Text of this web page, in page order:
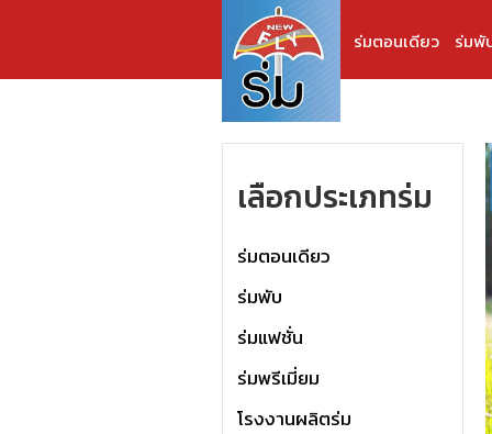
ร่มตอนเดียว ร่มพั
เลือกประเภทร่ม
ร่มตอนเดียว
ร่มพับ
ร่มแฟชั่น
ร่มพรีเมี่ยม
โรงงานผลิตร่ม